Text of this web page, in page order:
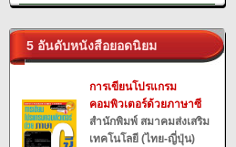
5 อันดับหนังสือยอดนิยม
การเขียนโปรแกรม
คอมพิวเตอร์ด้วยภาษาซี
สำนักพิมพ์ สมาคมส่งเสริม
เทคโนโลยี (ไทย-ญี่ปุ่น)